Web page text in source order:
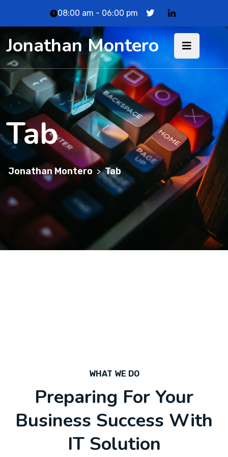
08:00 am - 06:00 pm
Jonathan Montero
Tab
Jonathan Montero > Tab
WHAT WE DO
Preparing For Your
Business Success With
IT Solution